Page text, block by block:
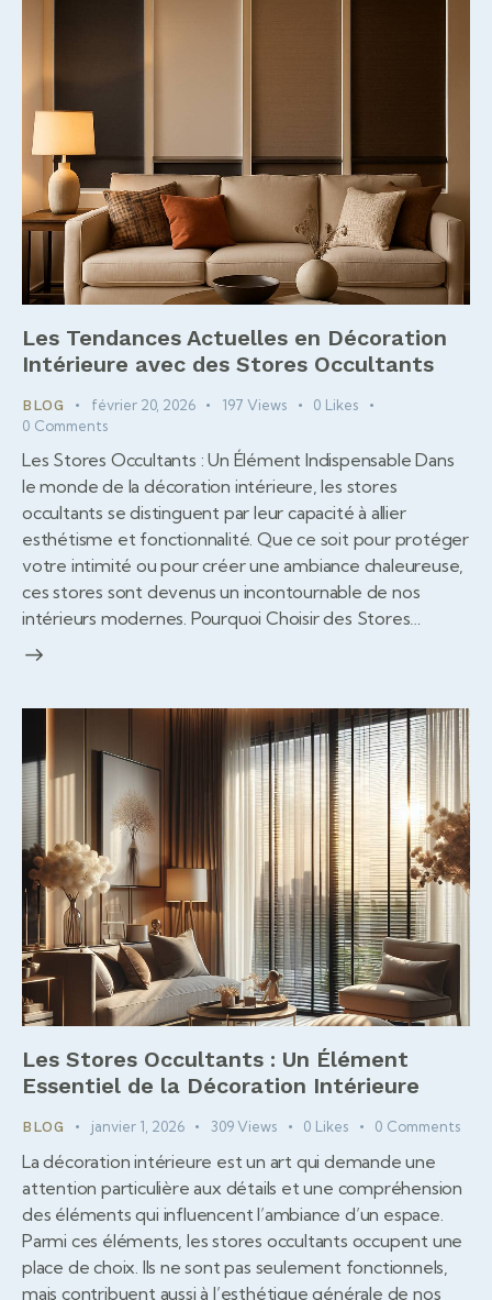
Les Tendances Actuelles en Décoration
Intérieure avec des Stores Occultants
BLOG février 20, 2026 197 Views 0 Likes
0 Comments
Les Stores Occultants : Un Élément Indispensable Dans
le monde de la décoration intérieure, les stores
occultants se distinguent par leur capacité à allier
esthétisme et fonctionnalité. Que ce soit pour protéger
votre intimité ou pour créer une ambiance chaleureuse,
ces stores sont devenus un incontournable de nos
intérieurs modernes. Pourquoi Choisir des Stores…
Les Stores Occultants : Un Élément
Essentiel de la Décoration Intérieure
BLOG janvier 1, 2026 309 Views 0 Likes 0 Comments
La décoration intérieure est un art qui demande une
attention particulière aux détails et une compréhension
des éléments qui influencent l’ambiance d’un espace.
Parmi ces éléments, les stores occultants occupent une
place de choix. Ils ne sont pas seulement fonctionnels,
mais contribuent aussi à l’esthétique générale de nos